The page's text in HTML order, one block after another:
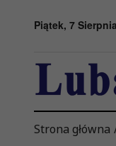
Piątek, 7
Strona główna